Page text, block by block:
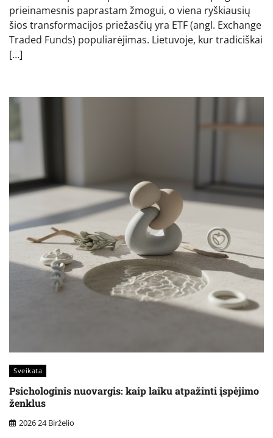
prieinamesnis paprastam žmogui, o viena ryškiausių
šios transformacijos priežasčių yra ETF (angl. Exchange
Traded Funds) populiarėjimas. Lietuvoje, kur tradiciškai
[…]
Sveikata
Psichologinis nuovargis: kaip laiku atpažinti įspėjimo
ženklus
2026 24 Birželio